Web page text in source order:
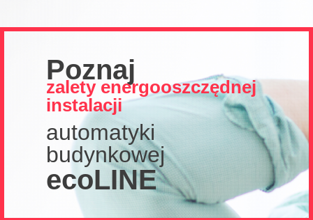
Poznaj
zalety energooszczędnej
instalacji
automatyki
budynkowej
ecoLINE